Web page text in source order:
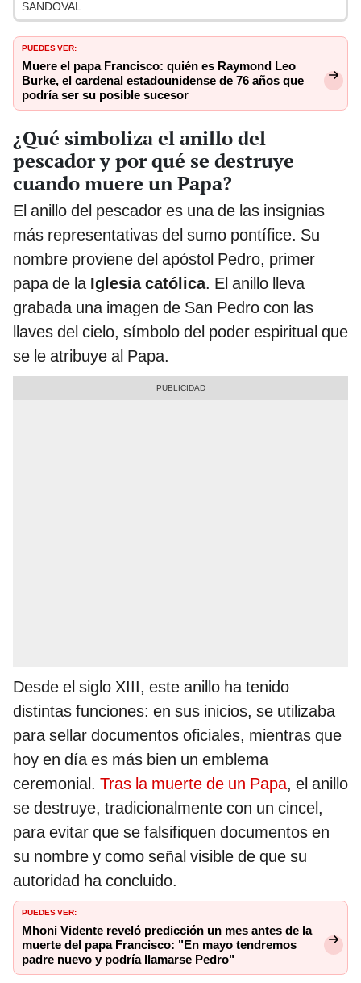
SANDOVAL
PUEDES VER:
Muere el papa Francisco: quién es Raymond Leo
Burke, el cardenal estadounidense de 76 años que
podría ser su posible sucesor
¿Qué simboliza el anillo del
pescador y por qué se destruye
cuando muere un Papa?
El anillo del pescador es una de las insignias
más representativas del sumo pontífice. Su
nombre proviene del apóstol Pedro, primer
papa de laIglesia católica. El anillo lleva
grabada una imagen de San Pedro con las
llaves del cielo, símbolo del poder espiritual que
se le atribuye al Papa.
Desde el siglo XIII, este anillo ha tenido
distintas funciones: en sus inicios, se utilizaba
para sellar documentos oficiales, mientras que
hoy en día es más bien un emblema
ceremonial. Tras la muerte de un Papa, el anillo
se destruye, tradicionalmente con un cincel,
para evitar que se falsifiquen documentos en
su nombre y como señal visible de que su
autoridad ha concluido.
PUEDES VER:
Mhoni Vidente reveló predicción un mes antes de la
muerte del papa Francisco: "En mayo tendremos
padre nuevo y podría llamarse Pedro"